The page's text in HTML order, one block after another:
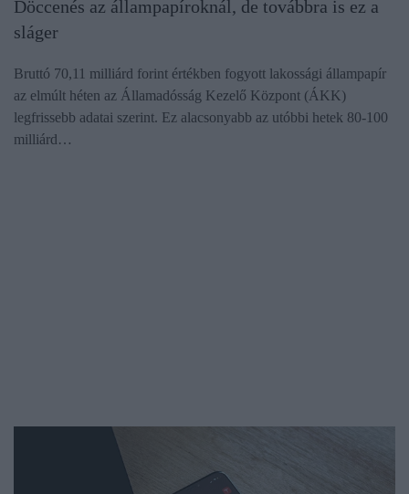
Döccenés az állampapíroknál, de továbbra is ez a
sláger
Bruttó 70,11 milliárd forint értékben fogyott lakossági állampapír
az elmúlt héten az Államadósság Kezelő Központ (ÁKK)
legfrissebb adatai szerint. Ez alacsonyabb az utóbbi hetek 80-100
milliárd…